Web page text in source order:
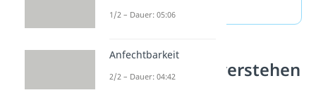
Rechtsbegriffe verstehen
1/2 – Dauer: 05:06
Anfechtbarkeit
2/2 – Dauer: 04:42